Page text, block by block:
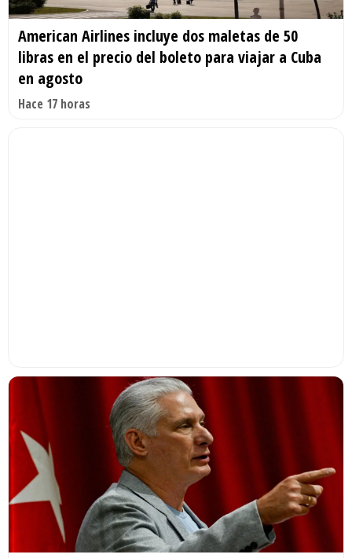
American Airlines incluye dos maletas de 50
libras en el precio del boleto para viajar a Cuba
en agosto
Hace 17 horas